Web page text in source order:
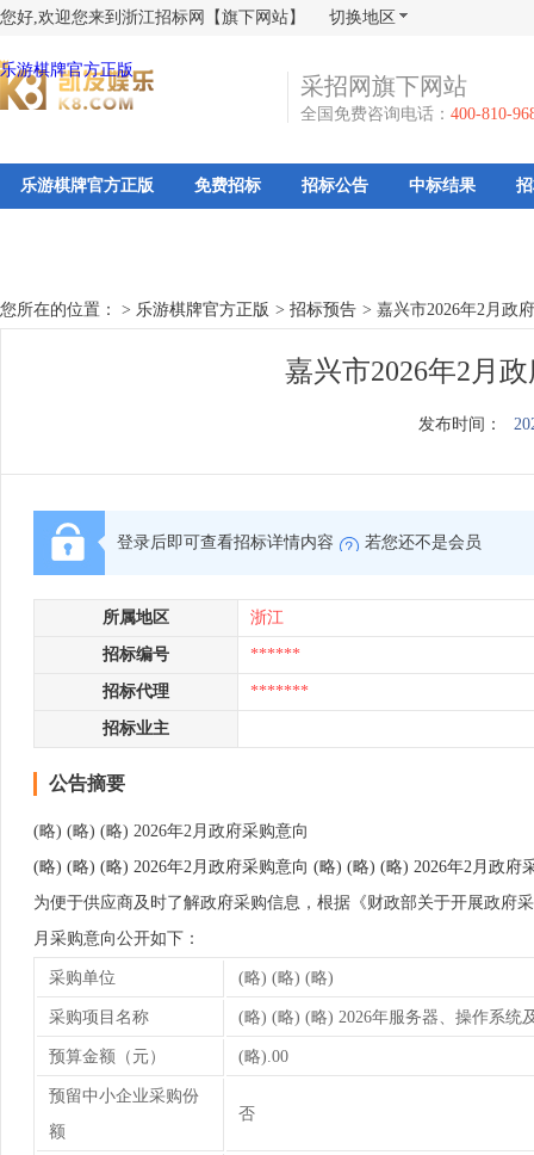
您好,欢迎您来到浙江招标网【旗下网站】 切换地区
乐游棋牌官方正版
采招网旗下网站
全国免费咨询电话： 400-810-
乐游棋牌官方正版 免费招标 招标公告 中标结果
您所在的位置： > 乐游棋牌官方正版 > 招标预告 > 嘉兴市2026年2月政
嘉兴市2026年2月
发布时间：
登录后即可查看招标详情内容 若您还不是会员
所属地区 浙江
招标编号 ******
招标代理 *******
招标业主
公告摘要
(略) (略) (略) 2026年2月政府采购意向
(略) (略) (略) 2026年2月政府采购意向 (略) (略) (略) 2026年2月政府
为便于供应商及时了解政府采购信息，根据《财政部关于开展政府
月采购意向公开如下：
采购单位 (略) (略) (略)
采购项目名称 (略) (略) (略) 2026年服务器、操作系统
预算金额（元） (略).00
预留中小企业采购份
额
否